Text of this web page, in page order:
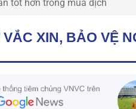
tốt hơn trong mùa dịch
XIN, BẢO VỆ